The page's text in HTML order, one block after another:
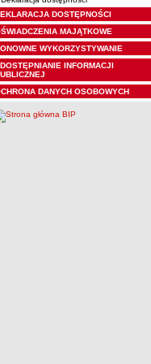
DOSTĘPNOŚCI
MAJĄTKOWE
WYKORZYSTYWANIE
INFORMACJI
DANYCH OSOBOWYCH